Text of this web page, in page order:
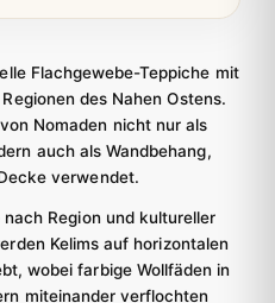
Flachgewebe-Teppiche mit
des Nahen Ostens.
Nomaden nicht nur als
auch als Wandbehang,
verwendet.
Region und kultureller
Kelims auf horizontalen
wobei farbige Wollfäden in
miteinander verflochten